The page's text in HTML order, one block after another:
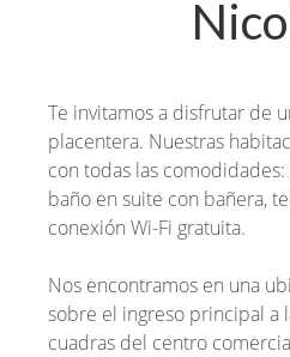
Te invitamos a disfrutar de
placentera. Nuestras
con todas las
baño en suite con bañera,
conexión Wi-Fi gratuita.
Nos encontramos en una
sobre el ingreso principal a
cuadras del centro